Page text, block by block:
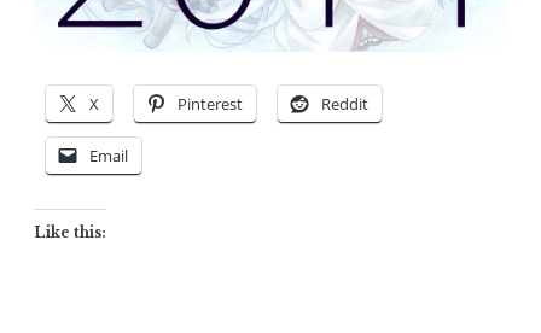
X Pinterest Reddit
Email
Like this: